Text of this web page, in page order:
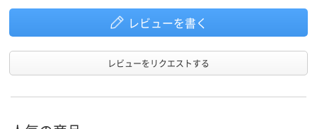
レビューを書く
レビューをリクエストする